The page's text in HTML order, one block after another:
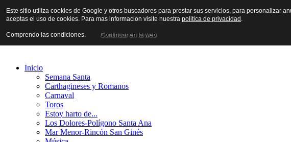
Inicio
Semana Santa
Carthagineses y Romanos
Carnaval
Toros
Estoy harto de...
Los Dolores-Polígono Santa Ana
Mar Menor-Rincón San Ginés
Este sitio utiliza cookies de Google y otros buscadores para prestar sus servicios, para personalizar
aceptas el uso de cookies. Para mas informacion visite nuestra politica de privacidad .
Comprendo las condiciones. Continuar en la web